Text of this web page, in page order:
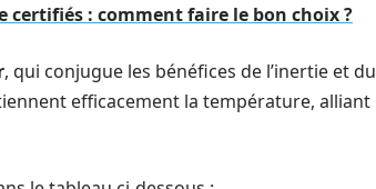
: comment faire le bon choix ?
, qui conjugue les bénéfices de l’inertie et du
efficacement la température, alliant